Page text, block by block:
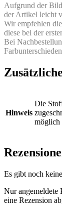
Aufgrund der
der Artikel leicht
Wir empfehlen
diese bei der
Bei
Hinweis
Die
möglich
Es gibt noch
Nur angemeldete
eine Rezension